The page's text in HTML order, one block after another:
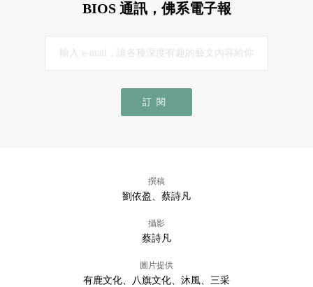
BIOS 通訊，佛系電子報
訂閱
撰稿
劉依盈、蔡詩凡
攝影
蔡詩凡
圖片提供
有鹿文化、八旗文化、沐風、三采